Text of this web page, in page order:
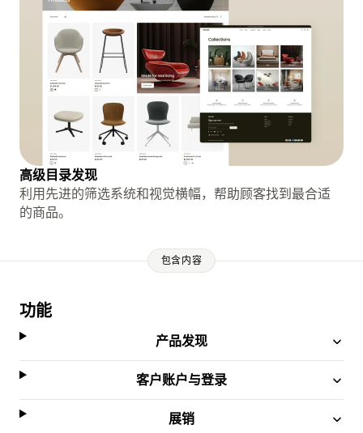
高级目录发现
利用先进的筛选系统和视觉横幅，帮助顾客找到最合适
的商品。
包含内容
功能
产品发现
客户账户与登录
展销